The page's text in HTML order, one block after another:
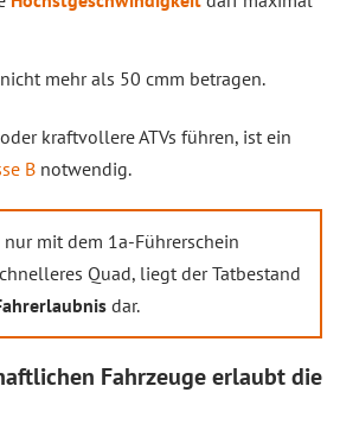
mehr als 50 cmm betragen.
kraftvollere ATVs führen, ist ein
B notwendig.
mit dem 1a-Führerschein
Quad, liegt der Tatbestand
dar.
Fahrzeuge erlaubt die